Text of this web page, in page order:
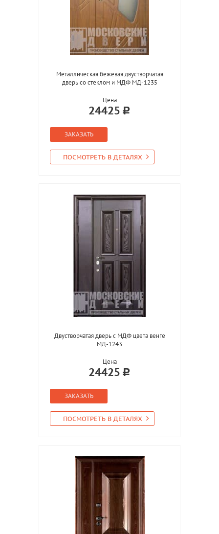
Металлическая бежевая двустворчатая
дверь со стеклом и МДФ МД-1235
Цена
24425
ЗАКАЗАТЬ
ПОСМОТРЕТЬ В ДЕТАЛЯХ
Двустворчатая дверь с МДФ цвета венге
МД-1243
Цена
24425
ЗАКАЗАТЬ
ПОСМОТРЕТЬ В ДЕТАЛЯХ